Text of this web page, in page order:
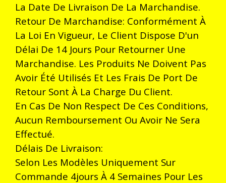
La Date De Livraison De La Marchandise.
Retour De Marchandise: Conformément À
La Loi En Vigueur, Le Client Dispose D'un
Délai De 14 Jours Pour Retourner Une
Marchandise. Les Produits Ne Doivent Pas
Avoir Été Utilisés Et Les Frais De Port De
Retour Sont À La Charge Du Client.
En Cas De Non Respect De Ces Conditions,
Aucun Remboursement Ou Avoir Ne Sera
Effectué.
Délais De Livraison:
Selon Les Modèles Uniquement Sur
Commande 4jours À 4 Semaines Pour Les